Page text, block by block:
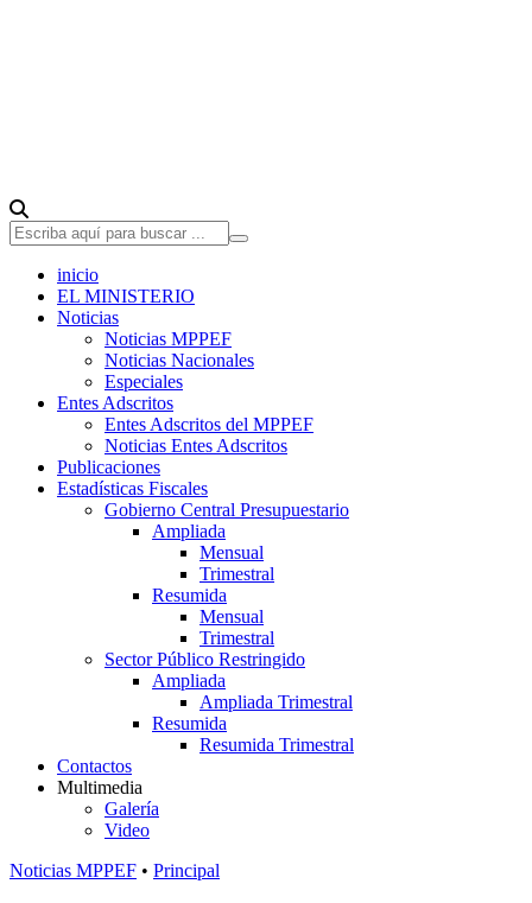
inicio
EL MINISTERIO
Noticias
Noticias MPPEF
Noticias Nacionales
Especiales
Entes Adscritos
Entes Adscritos del MPPEF
Noticias Entes Adscritos
Publicaciones
Estadísticas Fiscales
Gobierno Central Presupuestario
Ampliada
Mensual
Trimestral
Resumida
Mensual
Trimestral
Sector Público Restringido
Ampliada
Ampliada Trimestral
Resumida
Resumida Trimestral
Contactos
Multimedia
Galería
Video
Noticias MPPEF • Principal